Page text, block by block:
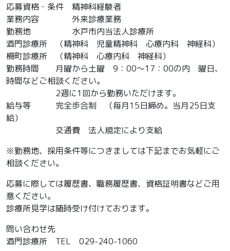
応募資格・条件 精神科経験者
業務内容 外来診療業務
勤務地 水戸市内当法人診療所
酒門診療所 （精神科 児童精神科 心療内科 神経科）
柵町診療所 （精神科 心療内科 神経科）
勤務時間 月曜から土曜 9：00～17：00の内 曜日、
時間などご相談ください。
2週に1回から勤務いただけます。
給与等 完全歩合制 （毎月15日締め。当月25日支
給）
交通費 法人規定により支給
※勤務地、採用条件等につきましては下記までお気軽にご
相談ください。
応募に際しては履歴書、職務履歴書、資格証明書などご用
意ください。
診療所見学は随時受け付けております。
問い合わせ先
酒門診療所 TEL 029-240-1060